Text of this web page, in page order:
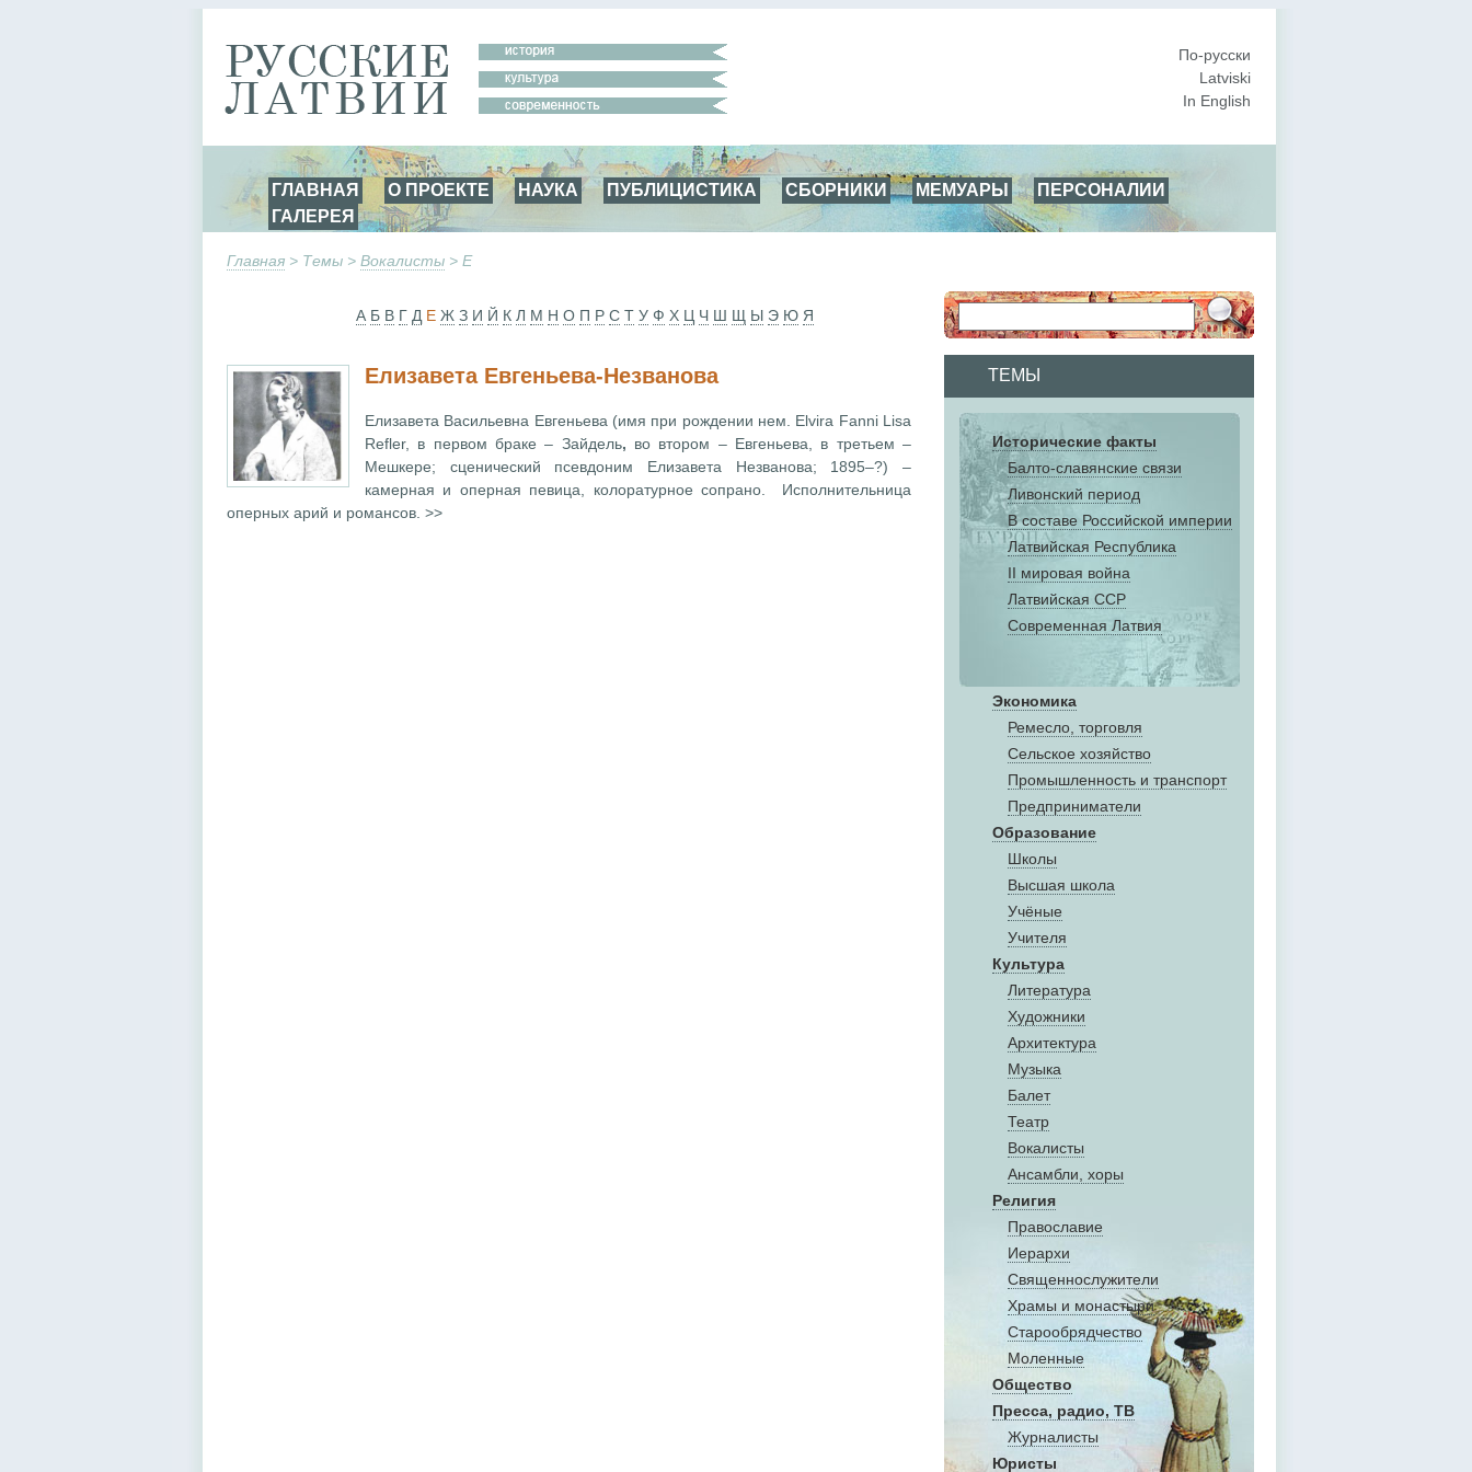
По-русски
Latviski
In English
ГЛАВНАЯ О ПРОЕКТЕ НАУКА ПУБЛИЦИСТИКА СБОРНИКИ МЕМУАРЫ
ПЕРСОНАЛИИ
ГАЛЕРЕЯ
Главная > Темы > Вокалисты > Е
ТЕМЫ
Исторические факты
Балто-славянские связи
Ливонский период
В составе Российской империи
Латвийская Республика
II мировая война
Латвийская ССР
Современная Латвия
Экономика
Ремесло, торговля
Сельское хозяйство
Промышленность и транспорт
Предприниматели
Образование
Школы
Высшая школа
Учёные
Учителя
Культура
Литература
Художники
Aрхитектура
Музыка
Балет
Театр
Вокалисты
Aнсамбли, хоры
Религия
Православие
Иерархи
Священнослужители
Храмы и монастыри
Старообрядчество
Моленные
Общество
Пресса, радио, ТВ
Журналисты
Юристы
А Б В Г Д Е Ж З И Й К Л М Н О П Р С Т У Ф Х Ц Ч Ш Щ Ы Э Ю Я
Елизавета Евгеньева-Незванова
Елизавета Васильевна Евгеньева (имя при рождении нем. Elvira Fanni Lisa
Refler, в первом браке – Зайдель, во втором – Евгеньева, в третьем –
Мешкере; сценический псевдоним Елизавета Незванова; 1895–?) –
камерная и оперная певица, колоратурное сопрано. Исполнительница
оперных арий и романсов. >>